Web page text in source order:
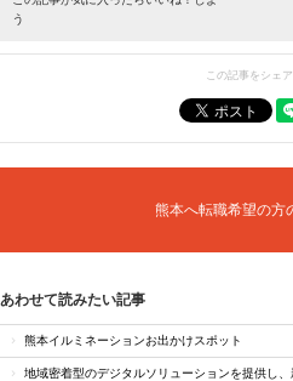
う
この記事をシェア
熊本へ転職希望の方
あわせて読みたい記事
熊本イルミネーションお出かけスポット
地域密着型のデジタルソリューションを提供し